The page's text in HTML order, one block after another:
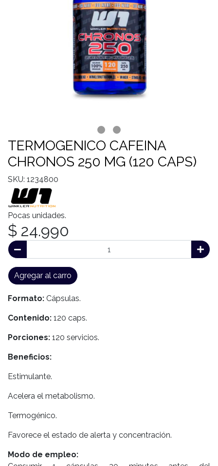
TERMOGENICO CAFEINA
CHRONOS 250 MG (120 CAPS)
SKU: 1234800
Pocas unidades.
$ 24.990
Agregar al carro
Formato: Cápsulas.
Contenido: 120 caps.
Porciones: 120 servicios.
Beneficios:
Estimulante.
Acelera el metabolismo.
Termogénico.
Favorece el estado de alerta y concentración.
Modo de empleo: